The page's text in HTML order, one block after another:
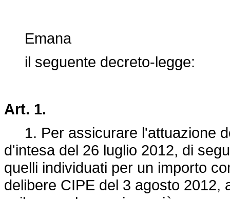
Emana
il seguente decreto-legge:
Art. 1.
1. Per assicurare l'attuazione
d'intesa del 26 luglio 2012, di
quelli individuati per un importo
delibere CIPE del 3 agosto 2012,